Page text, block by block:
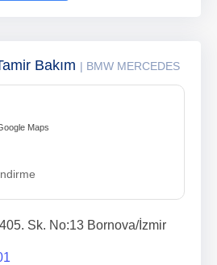
Bakım | BMW MERCEDES
Maps
Sk. No:13 Bornova/İzmir